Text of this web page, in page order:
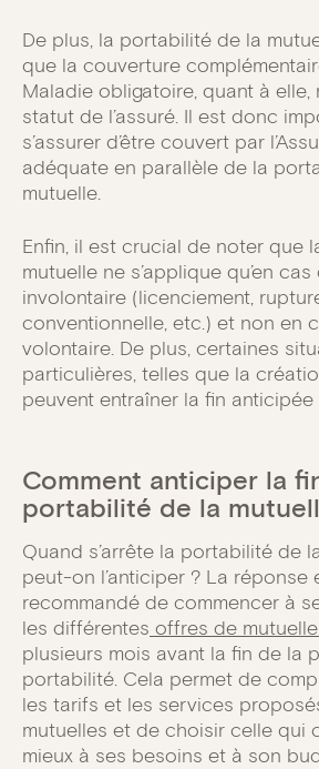
De plus, la portabilité de la
que la couverture
Maladie obligatoire, quant à elle,
statut de l’assuré. Il est donc
s’assurer d’être couvert par
adéquate en parallèle de la
mutuelle.
Enfin, il est crucial de noter que
mutuelle ne s’applique qu’en
involontaire (licenciement,
conventionnelle, etc.) et non en
volontaire. De plus, certaines
particulières, telles que la
peuvent entraîner la fin
Comment anticiper la
portabilité de la
Quand s’arrête la portabilité de
peut-on l’anticiper ? La réponse
recommandé de commencer à
les différentes offres de
plusieurs mois avant la fin de la
portabilité. Cela permet de
les tarifs et les services
mutuelles et de choisir celle qui
mieux à ses besoins et à son